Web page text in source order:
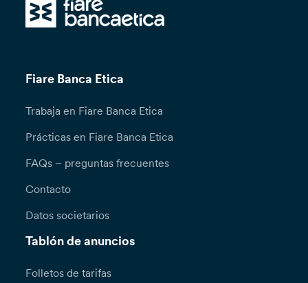
Fiare Banca Etica
Trabaja en Fiare Banca Etica
Prácticas en Fiare Banca Etica
FAQs – preguntas frecuentes
Contacto
Datos societarios
Tablón de anuncios
Folletos de tarifas